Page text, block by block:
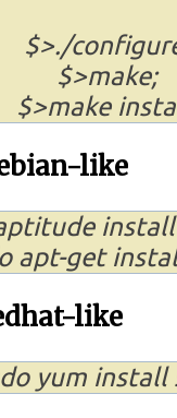
$>./
$>make;
$>make
like
install
apt-get
like
yum install